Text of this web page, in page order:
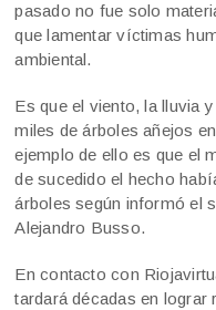
pasado no fue solo
que lamentar víctimas
ambiental.
Es que el viento, la lluvia
miles de árboles añejos
ejemplo de ello es que el
de sucedido el hecho
árboles según informó el
Alejandro Busso.
En contacto con
tardará décadas en lograr